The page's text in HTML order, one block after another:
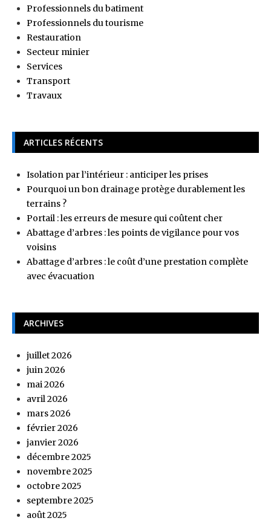
Professionnels du batiment
Professionnels du tourisme
Restauration
Secteur minier
Services
Transport
Travaux
ARTICLES RÉCENTS
Isolation par l’intérieur : anticiper les prises
Pourquoi un bon drainage protège durablement les
terrains ?
Portail : les erreurs de mesure qui coûtent cher
Abattage d’arbres : les points de vigilance pour vos
voisins
Abattage d’arbres : le coût d’une prestation complète
avec évacuation
ARCHIVES
juillet 2026
juin 2026
mai 2026
avril 2026
mars 2026
février 2026
janvier 2026
décembre 2025
novembre 2025
octobre 2025
septembre 2025
août 2025